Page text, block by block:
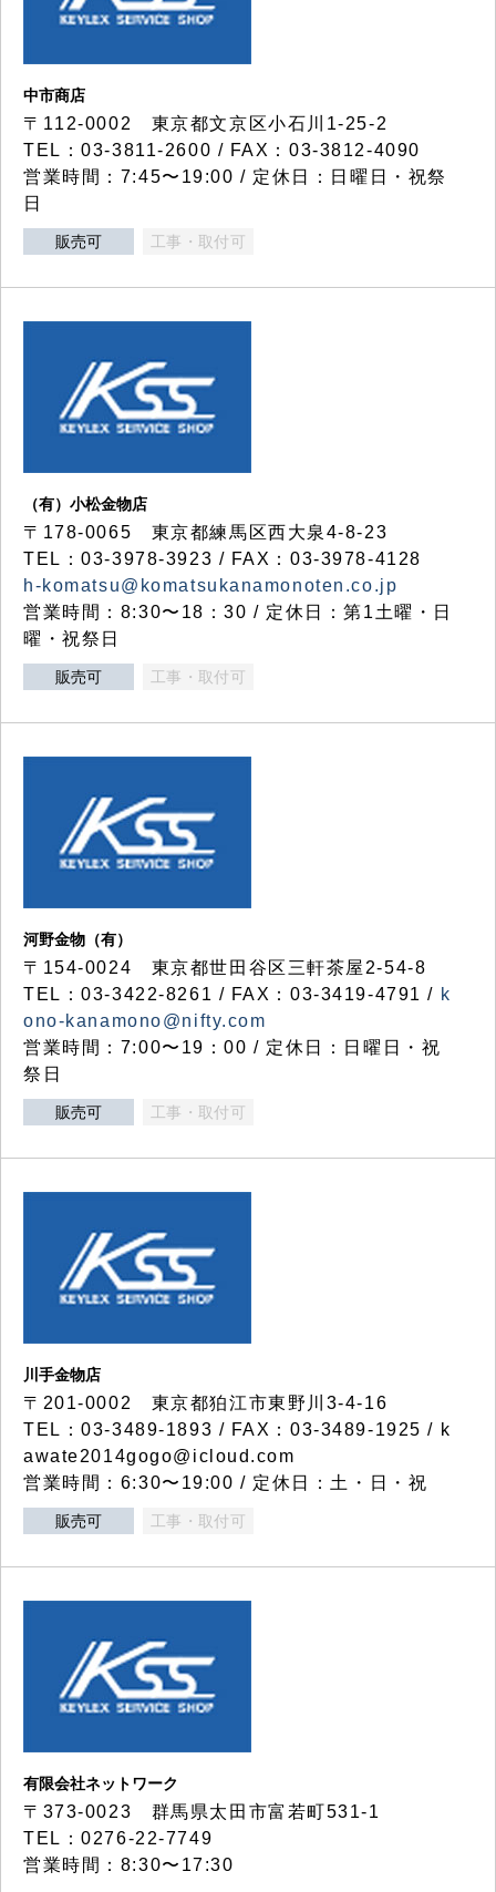
中市商店
〒112-0002 東京都文京区小石川1-25-2
TEL：03-3811-2600 / FAX：03-3812-4090
営業時間：7:45〜19:00 / 定休日：日曜日・祝祭
日
販売可 工事・取付可
（有）小松金物店
〒178-0065 東京都練馬区西大泉4-8-23
TEL：03-3978-3923 / FAX：03-3978-4128
h-komatsu@komatsukanamonoten.co.jp
営業時間：8:30〜18：30 / 定休日：第1土曜・日
曜・祝祭日
販売可 工事・取付可
河野金物（有）
〒154-0024 東京都世田谷区三軒茶屋2-54-8
TEL：03-3422-8261 / FAX：03-3419-4791 / k
ono-kanamono@nifty.com
営業時間：7:00〜19：00 / 定休日：日曜日・祝
祭日
販売可 工事・取付可
川手金物店
〒201-0002 東京都狛江市東野川3-4-16
TEL：03-3489-1893 / FAX：03-3489-1925 / k
awate2014gogo@icloud.com
営業時間：6:30〜19:00 / 定休日：土・日・祝
販売可 工事・取付可
有限会社ネットワーク
〒373-0023 群馬県太田市富若町531-1
TEL：0276-22-7749
営業時間：8:30〜17:30